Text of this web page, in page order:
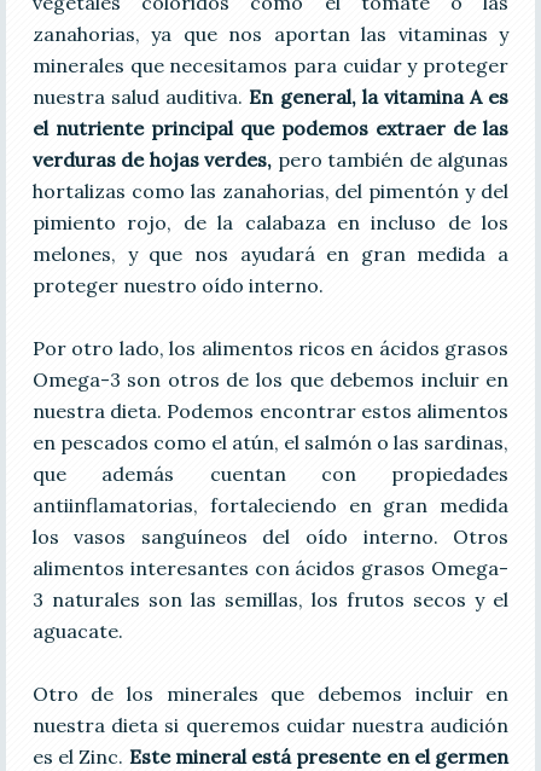
zanahorias, ya que nos aportan las vitaminas y
minerales que necesitamos para cuidar y proteger
nuestra salud auditiva.En general, la vitamina A es
el nutriente principal que podemos extraer de las
verduras de hojas verdes, pero también de algunas
hortalizas como las zanahorias, del pimentón y del
pimiento rojo, de la calabaza en incluso de los
melones, y que nos ayudará en gran medida a
proteger nuestro oído interno.
Por otro lado, los alimentos ricos en ácidos grasos
Omega-3 son otros de los que debemos incluir en
nuestra dieta. Podemos encontrar estos alimentos
en pescados como el atún, el salmón o las sardinas,
que además cuentan con propiedades
antiinflamatorias, fortaleciendo en gran medida
los vasos sanguíneos del oído interno. Otros
alimentos interesantes con ácidos grasos Omega-
3 naturales son las semillas, los frutos secos y el
aguacate.
Otro de los minerales que debemos incluir en
nuestra dieta si queremos cuidar nuestra audición
es el Zinc. Este mineral está presente en el germen